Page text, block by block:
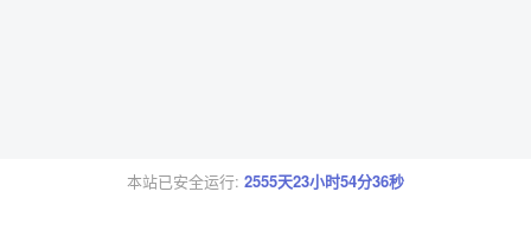
本站已安全运行: 2555天23小时54分36秒